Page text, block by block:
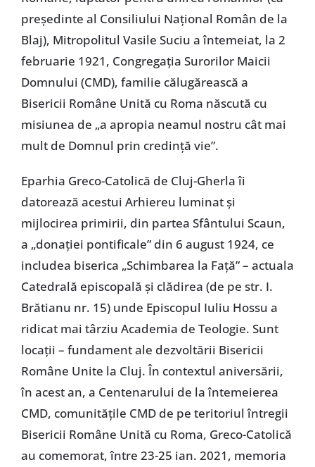
președinte al Consiliului Național Român de la
Blaj), Mitropolitul Vasile Suciu a întemeiat, la 2
februarie 1921, Congregația Surorilor Maicii
Domnului (CMD), familie călugărească a
Bisericii Române Unită cu Roma născută cu
misiunea de „a apropia neamul nostru cât mai
mult de Domnul prin credință vie”.
Eparhia Greco-Catolică de Cluj-Gherla îi
datorează acestui Arhiereu luminat și
mijlocirea primirii, din partea Sfântului Scaun,
a „donației pontificale” din 6 august 1924, ce
includea biserica „Schimbarea la Față” – actuala
Catedrală episcopală și clădirea (de pe str. I.
Brătianu nr. 15) unde Episcopul Iuliu Hossu a
ridicat mai târziu Academia de Teologie. Sunt
locații – fundament ale dezvoltării Bisericii
Române Unite la Cluj. În contextul aniversării,
în acest an, a Centenarului de la întemeierea
CMD, comunitățile CMD de pe teritoriul întregii
Bisericii Române Unită cu Roma, Greco-Catolică
au comemorat, între 23-25 ian. 2021, memoria